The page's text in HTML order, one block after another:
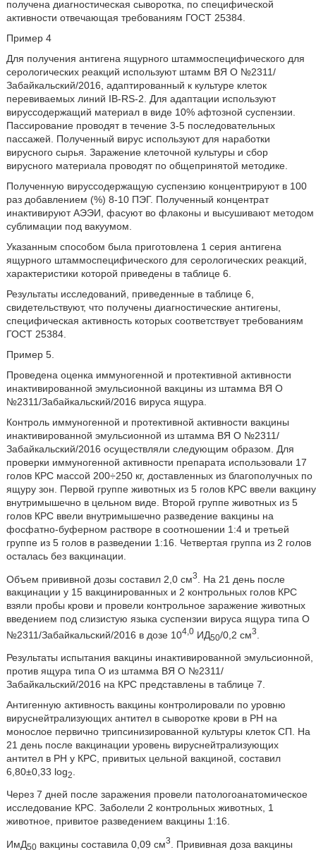
получена диагностическая сыворотка, по специфической
активности отвечающая требованиям ГОСТ 25384.
Пример 4
Для получения антигена ящурного штаммоспецифического для
серологических реакций используют штамм ВЯ О №2311/
Забайкальский/2016, адаптированный к культуре клеток
перевиваемых линий IB-RS-2. Для адаптации используют
вируссодержащий материал в виде 10% афтозной суспензии.
Пассирование проводят в течение 3-5 последовательных
пассажей. Полученный вирус используют для наработки
вирусного сырья. Заражение клеточной культуры и сбор
вирусного материала проводят по общепринятой методике.
Полученную вируссодержащую суспензию концентрируют в 100
раз добавлением (%) 8-10 ПЭГ. Полученный концентрат
инактивируют АЭЭИ, фасуют во флаконы и высушивают методом
сублимации под вакуумом.
Указанным способом была приготовлена 1 серия антигена
ящурного штаммоспецифического для серологических реакций,
характеристики которой приведены в таблице 6.
Результаты исследований, приведенные в таблице 6,
свидетельствуют, что получены диагностические антигены,
специфическая активность которых соответствует требованиям
ГОСТ 25384.
Пример 5.
Проведена оценка иммуногенной и протективной активности
инактивированной эмульсионной вакцины из штамма ВЯ О
№2311/Забайкальский/2016 вируса ящура.
Контроль иммуногенной и протективной активности вакцины
инактивированной эмульсионной из штамма ВЯ О №2311/
Забайкальский/2016 осуществляли следующим образом. Для
проверки иммуногенной активности препарата использовали 17
голов КРС массой 200÷250 кг, доставленных из благополучных по
ящуру зон. Первой группе животных из 5 голов КРС ввели вакцину
внутримышечно в цельном виде. Второй группе животных из 5
голов КРС ввели внутримышечно разведение вакцины на
фосфатно-буферном растворе в соотношении 1:4 и третьей
группе из 5 голов в разведении 1:16. Четвертая группа из 2 голов
осталась без вакцинации.
Объем прививной дозы составил 2,0 см3
. На 21 день после
вакцинации у 15 вакцинированных и 2 контрольных голов КРС
взяли пробы крови и провели контрольное заражение животных
введением под слизистую языка суспензии вируса ящура типа О
№2311/Забайкальский/2016 в дозе 104,0ИД50/0,2 см3
Результаты испытания вакцины инактивированной эмульсионной,
против ящура типа О из штамма ВЯ О №2311/
Забайкальский/2016 на КРС представлены в таблице 7.
Антигенную активность вакцины контролировали по уровню
вируснейтрализующих антител в сыворотке крови в РН на
монослое первично трипсинизированной культуры клеток СП. На
21 день после вакцинации уровень вируснейтрализующих
антител в РН у КРС, привитых цельной вакциной, составил
6,80±0,33 log2
Через 7 дней после заражения провели патологоанатомическое
исследование КРС. Заболели 2 контрольных животных, 1
животное, привитое разведением вакцины 1:16.
ИмД50вакцины составила 0,09 см3
. Прививная доза вакцины